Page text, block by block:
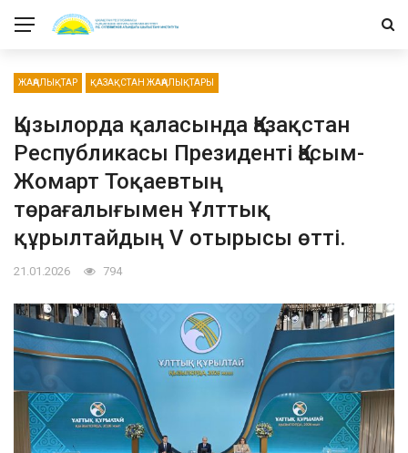
ЖАҢАЛЫҚТАР ҚАЗАҚСТАН ЖАҢАЛЫҚТАРЫ
Қызылорда қаласында Қазақстан
Республикасы Президенті Қасым-
Жомарт Тоқаевтың
төрағалығымен Ұлттық
құрылтайдың V отырысы өтті.
21.01.2026 794